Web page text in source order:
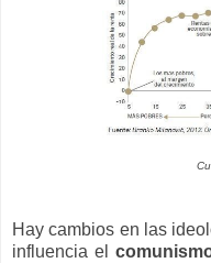
Hay cambios en las
influencia el